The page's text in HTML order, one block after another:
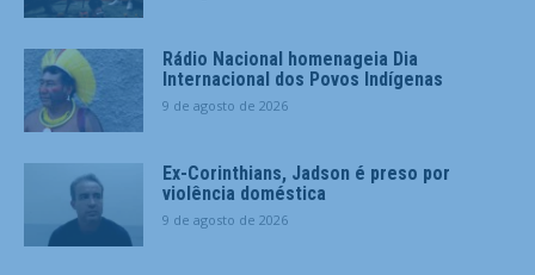
Rádio Nacional homenageia Dia
Internacional dos Povos Indígenas
9 de agosto de 2026
Ex-Corinthians, Jadson é preso por
violência doméstica
9 de agosto de 2026